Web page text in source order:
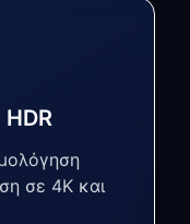
σε 4K και